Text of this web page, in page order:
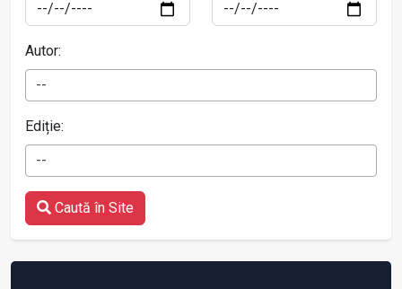
Autor:
--
Ediție:
--
Caută în Site